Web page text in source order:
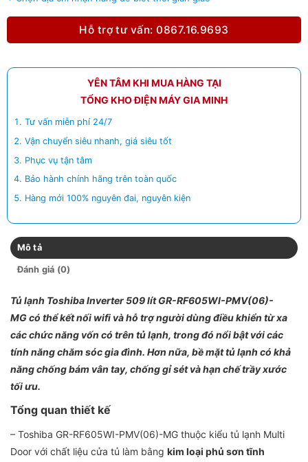
Hỗ trợ tư vấn: 0867.16.9693
YÊN TÂM KHI MUA HÀNG TẠI
TỔNG KHO ĐIỆN MÁY GIA MINH
Tư vấn miễn phí 24/7
Vận chuyển siêu nhanh, giá siêu tốt
Phục vụ tận tâm
Bảo hành chính hãng trên toàn quốc
Hàng mới 100% nguyên đai, nguyên kiện
Mô tả
Đánh giá (0)
Tủ lạnh Toshiba Inverter 509 lít GR-RF605WI-PMV(06)-
MG có thể kết nối wifi và hỗ trợ người dùng điều khiển từ xa
các chức năng vốn có trên tủ lạnh, trong đó nổi bật với các
tính năng chăm sóc gia đình. Hơn nữa, bề mặt tủ lạnh có khả
năng chống bám vân tay, chống gỉ sét và hạn chế trầy xước
tối ưu.
Tổng quan thiết kế
– Toshiba GR-RF605WI-PMV(06)-MG thuộc kiểu tủ lạnh Multi
Door với chất liệu cửa tủ làm bằng kim loại phủ sơn tĩnh